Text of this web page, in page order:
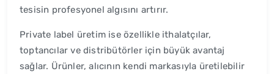
tesisin profesyonel algısını artırır.
Private label üretim ise özellikle ithalatçılar,
toptancılar ve distribütörler için büyük avantaj
sağlar. Ürünler, alıcının kendi markasıyla üretilebilir